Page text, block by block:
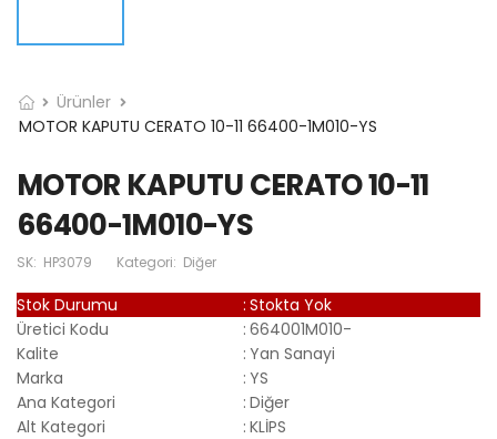
Ürünler
MOTOR KAPUTU CERATO 10-11 66400-1M010-YS
MOTOR KAPUTU CERATO 10-11
66400-1M010-YS
SK: HP3079 Kategori: Diğer
Stok Durumu : Stokta Yok
Üretici Kodu
: 664001M010-
Kalite
: Yan Sanayi
Marka
: YS
Ana Kategori
: Diğer
Alt Kategori
: KLİPS